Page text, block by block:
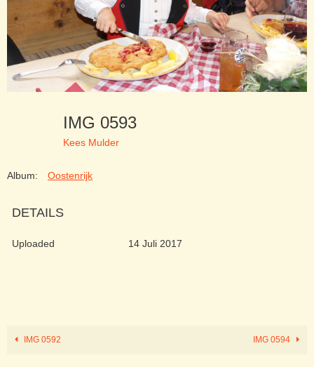
IMG 0593
Kees Mulder
Album: Oostenrijk
DETAILS
Uploaded 14 Juli 2017
IMG 0592 IMG 0594